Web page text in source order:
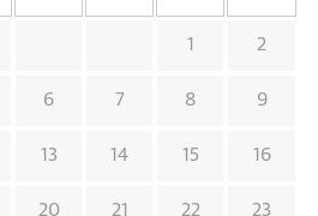
1 2
6 7 8 9
13 14 15 16
20 21 22 23